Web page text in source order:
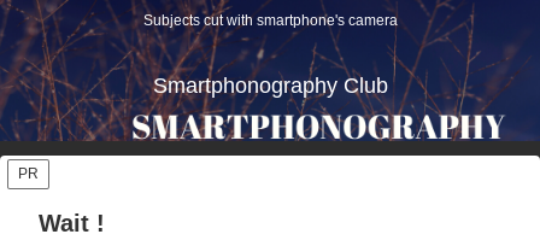
Subjects cut with smartphone's camera
Smartphonography Club
PR
Wait !